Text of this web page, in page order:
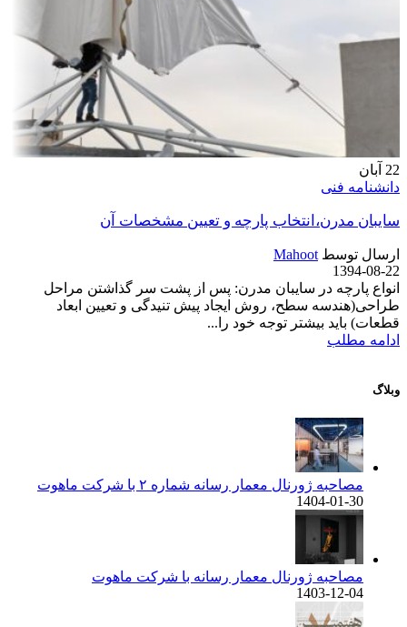
22 آبان
دانشنامه فنی
سایبان مدرن،انتخاب پارچه و تعیین مشخصات آن
ارسال توسط Mahoot
1394-08-22
انواع پارچه در سایبان مدرن: پس از پشت سر گذاشتن مراحل
طراحی(هندسه سطح، روش ایجاد پیش تنیدگی و تعیین ابعاد
قطعات) باید بیشتر توجه خود را...
ادامه مطلب
وبلاگ
مصاحبه ژورنال معمار رسانه شماره ۲ با شرکت ماهوت
1404-01-30
مصاحبه ژورنال معمار رسانه با شرکت ماهوت
1403-12-04